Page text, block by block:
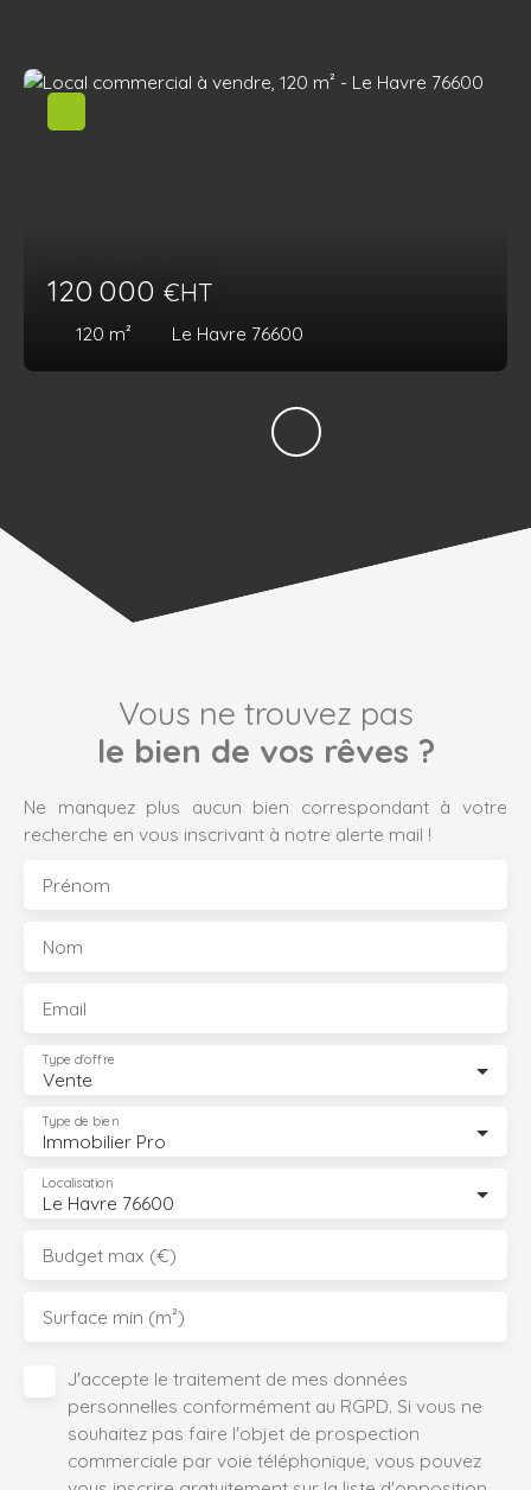
120 000 €HT
120 m² Le Havre 76600
Vous ne trouvez pas
le bien de vos rêves ?
Ne manquez plus aucun bien correspondant à votre
recherche en vous inscrivant à notre alerte mail !
Prénom
Nom
Email
Vente
Type d'offre
Immobilier Pro
Type de bien
Le Havre 76600
Localisation
Budget max (€)
Surface min (m²)
J'accepte le traitement de mes données
personnelles conformément au RGPD. Si vous ne
souhaitez pas faire l'objet de prospection
commerciale par voie téléphonique, vous pouvez